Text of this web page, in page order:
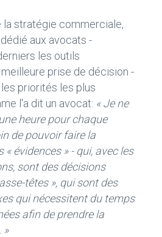
la stratégie commerciale,
aux avocats -
les outils
prise de décision -
priorités les plus
l'a dit un avocat: « Je ne
heure pour chaque
de pouvoir faire la
« évidences » - qui, avec les
sont des décisions
têtes », qui sont des
qui nécessitent du temps
afin de prendre la
»